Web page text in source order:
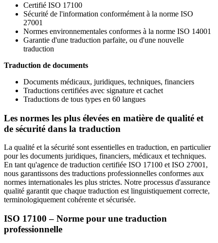
Certifié ISO 17100
Sécurité de l'information conformément à la norme ISO
27001
Normes environnementales conformes à la norme ISO 14001
Garantie d'une traduction parfaite, ou d'une nouvelle
traduction
Traduction de documents
Documents médicaux, juridiques, techniques, financiers
Traductions certifiées avec signature et cachet
Traductions de tous types en 60 langues
Les normes les plus élevées en matière de qualité et
de sécurité dans la traduction
La qualité et la sécurité sont essentielles en traduction, en particulier
pour les documents juridiques, financiers, médicaux et techniques.
En tant qu'agence de traduction certifiée ISO 17100 et ISO 27001,
nous garantissons des traductions professionnelles conformes aux
normes internationales les plus strictes. Notre processus d'assurance
qualité garantit que chaque traduction est linguistiquement correcte,
terminologiquement cohérente et sécurisée.
ISO 17100 – Norme pour une traduction
professionnelle